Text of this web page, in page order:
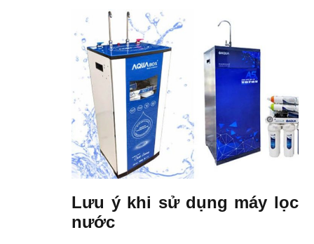
Lưu ý khi sử dụng máy lọc
nước